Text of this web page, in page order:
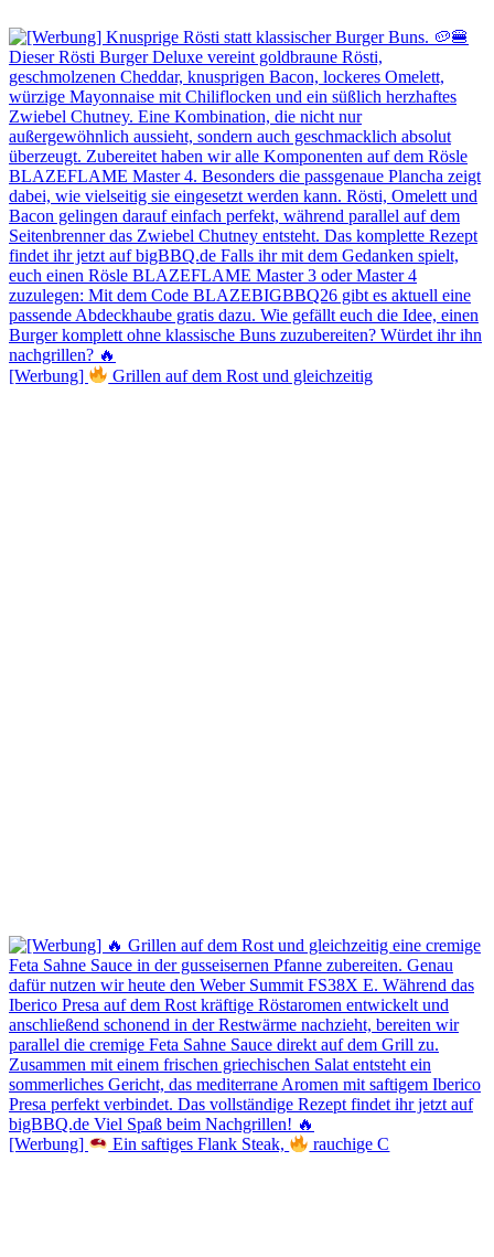
[Werbung] Grillen auf dem Rost und gleichzeitig
[Werbung] Ein saftiges Flank Steak, rauchige C